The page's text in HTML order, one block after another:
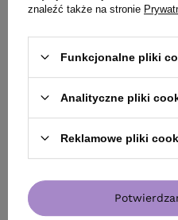
56,90 zł / szt.
56.9pktpunktów
znaleźć także na stronie
Funkcjonalne pliki
Analityczne pliki
Reklamowe pliki